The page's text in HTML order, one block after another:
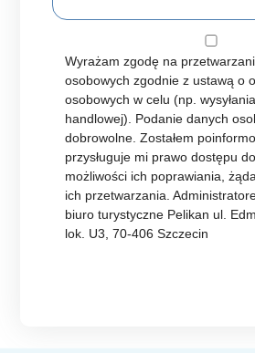
Wyrażam zgodę na
osobowych zgodnie z ustawą o
osobowych w celu (np.
handlowej). Podanie danych
dobrowolne. Zostałem
przysługuje mi prawo dostępu
możliwości ich poprawiania,
ich przetwarzania.
biuro turystyczne Pelikan ul.
lok. U3, 70-406 Szczecin